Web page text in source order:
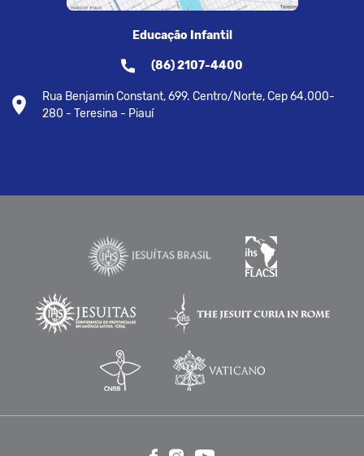
Educação Infantil
(86) 2107-4400
Rua Benjamin Constant, 699. Centro/Norte, Cep 64.000-
280 - Teresina - Piauí